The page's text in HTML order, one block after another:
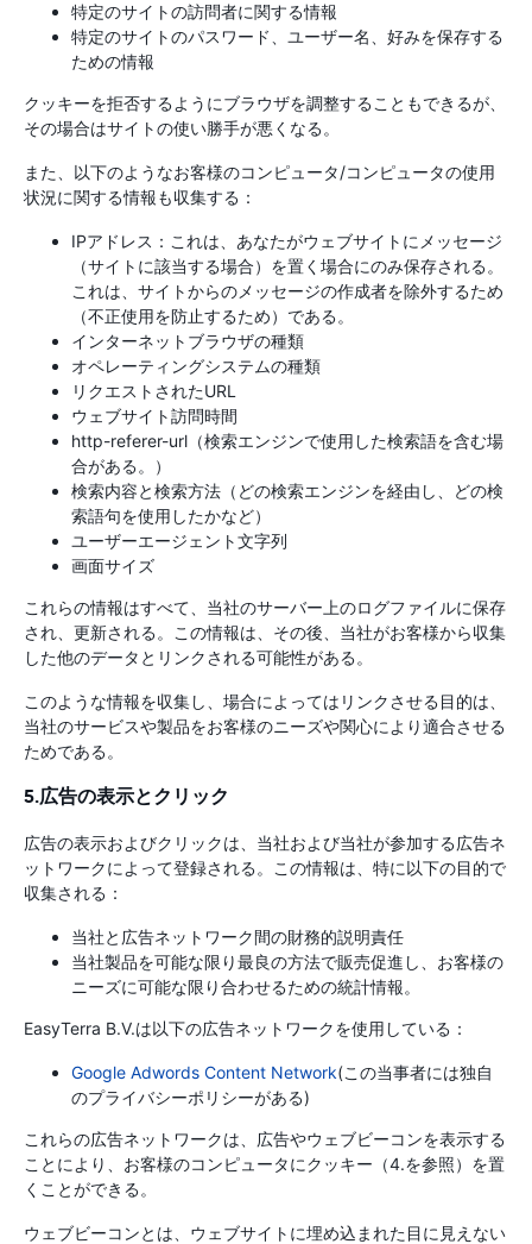
特定のサイトの訪問者に関する情報
特定のサイトのパスワード、ユーザー名、好みを保存する
ための情報
クッキーを拒否するようにブラウザを調整することもできるが、
その場合はサイトの使い勝手が悪くなる。
また、以下のようなお客様のコンピュータ/コンピュータの使用
状況に関する情報も収集する：
IPアドレス：これは、あなたがウェブサイトにメッセージ
（サイトに該当する場合）を置く場合にのみ保存される。
これは、サイトからのメッセージの作成者を除外するため
（不正使用を防止するため）である。
インターネットブラウザの種類
オペレーティングシステムの種類
リクエストされたURL
ウェブサイト訪問時間
http-referer-url（検索エンジンで使用した検索語を含む場
合がある。）
検索内容と検索方法（どの検索エンジンを経由し、どの検
索語句を使用したかなど）
ユーザーエージェント文字列
画面サイズ
これらの情報はすべて、当社のサーバー上のログファイルに保存
され、更新される。この情報は、その後、当社がお客様から収集
した他のデータとリンクされる可能性がある。
このような情報を収集し、場合によってはリンクさせる目的は、
当社のサービスや製品をお客様のニーズや関心により適合させる
ためである。
5.広告の表示とクリック
広告の表示およびクリックは、当社および当社が参加する広告ネ
ットワークによって登録される。この情報は、特に以下の目的で
収集される：
当社と広告ネットワーク間の財務的説明責任
当社製品を可能な限り最良の方法で販売促進し、お客様の
ニーズに可能な限り合わせるための統計情報。
EasyTerra B.V.は以下の広告ネットワークを使用している：
Google Adwords Content Network(この当事者には独自
のプライバシーポリシーがある)
これらの広告ネットワークは、広告やウェブビーコンを表示する
ことにより、お客様のコンピュータにクッキー（4.を参照）を置
くことができる。
ウェブビーコンとは、ウェブサイトに埋め込まれた目に見えない